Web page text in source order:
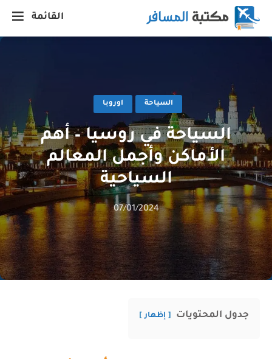
القائمة
السياحة اوروبا
السياحة في روسيا – أهم
الأماكن وأجمل المعالم
السياحية
07/01/2024
جدول المحتويات إظهار